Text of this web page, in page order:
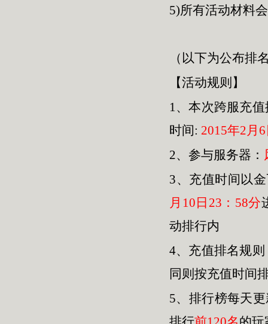
5)所有活动材料
（以下为公布排
【活动规则】
1、本次跨服充
时间: 2015年2月
2、参与服务器：
3、 充值时间以
月10日23：58分
动排行内
4、充值排名规
同则按充值时间
5、排行榜每天